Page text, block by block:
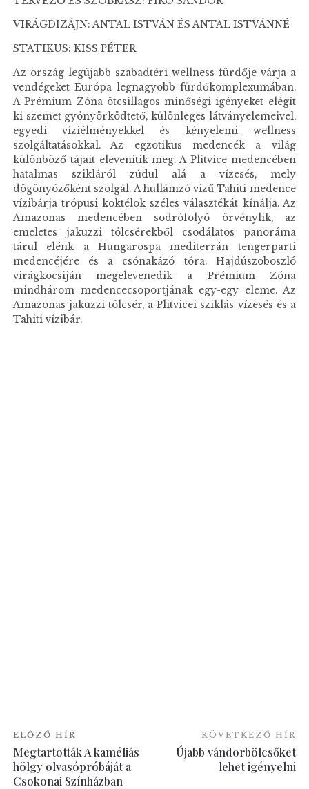
VIRÁGDIZÁJN: ANTAL ISTVÁN ÉS ANTAL ISTVÁNNÉ
STATIKUS: KISS PÉTER
Az ország legújabb szabadtéri wellness fürdője várja a
vendégeket Európa legnagyobb fürdőkomplexumában.
A Prémium Zóna ötcsillagos minőségi igényeket elégít
ki szemet gyönyörködtető, különleges látványelemeivel,
egyedi víziélményekkel és kényelemi wellness
szolgáltatásokkal. Az egzotikus medencék a világ
különböző tájait elevenítik meg. A Plitvice medencében
hatalmas szikláról zúdul alá a vízesés, mely
dögönyözőként szolgál. A hullámzó vizű Tahiti medence
vízibárja trópusi koktélok széles választékát kínálja. Az
Amazonas medencében sodrófolyó örvénylik, az
emeletes jakuzzi tölcsérekből csodálatos panoráma
tárul elénk a Hungarospa mediterrán tengerparti
medencéjére és a csónakázó tóra. Hajdúszoboszló
virágkocsiján megelevenedik a Prémium Zóna
mindhárom medencecsoportjának egy-egy eleme. Az
Amazonas jakuzzi tölcsér, a Plitvicei sziklás vízesés és a
Tahiti vízibár.
ELŐZŐ HÍR
Megtartották A kaméliás
hölgy olvasópróbáját a
Csokonai Színházban
KÖVETKEZŐ HÍR
Újabb vándorbölcsőket
lehet igényelni